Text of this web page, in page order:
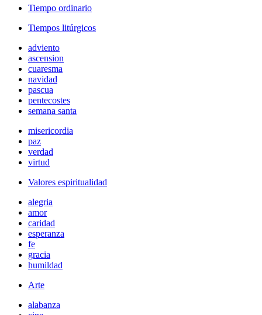
Tiempo ordinario
Tiempos litúrgicos
adviento
ascension
cuaresma
navidad
pascua
pentecostes
semana santa
misericordia
paz
verdad
virtud
Valores espiritualidad
alegria
amor
caridad
esperanza
fe
gracia
humildad
Arte
alabanza